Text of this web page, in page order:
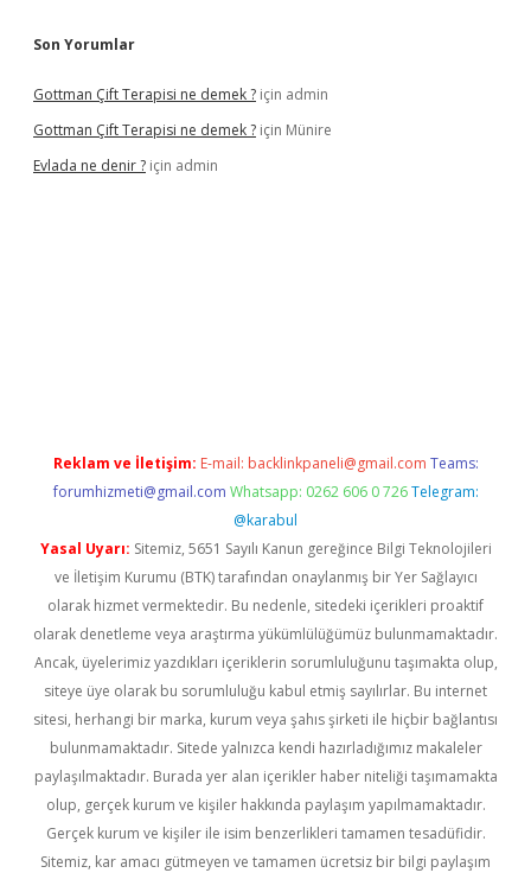
Son Yorumlar
Gottman Çift Terapisi ne demek ? için admin
Gottman Çift Terapisi ne demek ? için Münire
Evlada ne denir ? için admin
Reklam ve İletişim: E-mail: backlinkpaneli@gmail.com Teams:
forumhizmeti@gmail.com Whatsapp: 0262 606 0 726 Telegram:
@karabul
Yasal Uyarı: Sitemiz, 5651 Sayılı Kanun gereğince Bilgi Teknolojileri
ve İletişim Kurumu (BTK) tarafından onaylanmış bir Yer Sağlayıcı
olarak hizmet vermektedir. Bu nedenle, sitedeki içerikleri proaktif
olarak denetleme veya araştırma yükümlülüğümüz bulunmamaktadır.
Ancak, üyelerimiz yazdıkları içeriklerin sorumluluğunu taşımakta olup,
siteye üye olarak bu sorumluluğu kabul etmiş sayılırlar. Bu internet
sitesi, herhangi bir marka, kurum veya şahıs şirketi ile hiçbir bağlantısı
bulunmamaktadır. Sitede yalnızca kendi hazırladığımız makaleler
paylaşılmaktadır. Burada yer alan içerikler haber niteliği taşımamakta
olup, gerçek kurum ve kişiler hakkında paylaşım yapılmamaktadır.
Gerçek kurum ve kişiler ile isim benzerlikleri tamamen tesadüfidir.
Sitemiz, kar amacı gütmeyen ve tamamen ücretsiz bir bilgi paylaşım